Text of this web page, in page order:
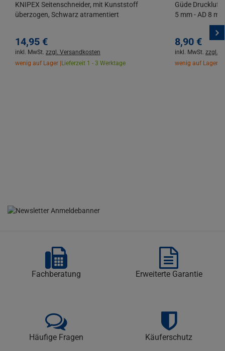
KNIPEX Seitenschneider, mit Kunststoff
überzogen, Schwarz atramentiert
14,95 €
inkl. MwSt. zzgl. Versandkosten
wenig auf Lager | Lieferzeit 1 - 3 Werktage
Güde
5 mm - AD 8
8,90 €
inkl. MwSt. zzgl.
wenig auf Lager |
Fachberatung Erweiterte Garantie
Häufige Fragen Käuferschutz